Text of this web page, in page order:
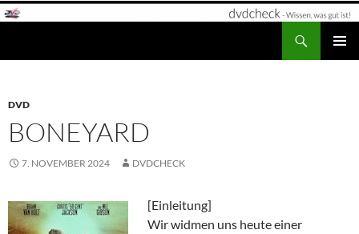
Zum
DVD
BONEYARD
7. NOVEMBER 2024 DVDCHECK
[Einleitung]
Wir widmen uns heute einer